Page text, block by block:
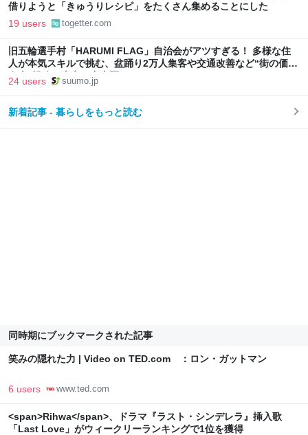
借りようと「きゅうりレシピ」をたくさん集めることにした
19 users togetter.com
旧五輪選手村「HARUMI FLAG」自治会がアツすぎる！ 多様な住
人が本気スキルで挑む、盆踊り2万人集客や交通改善など“街の価値
向上”戦略 東京・中央区
24 users suumo.jp
新着記事 - 暮らしをもっと読む
同時期にブックマークされた記事
笑みの隠れた力 | Video on TED.com ：ロン・ガットマン
6 users www.ted.com
<span>Rihwa</span>、ドラマ『ラスト・シンデレラ』挿入歌
「Last Love」がウィークリーランキングで1位を獲得